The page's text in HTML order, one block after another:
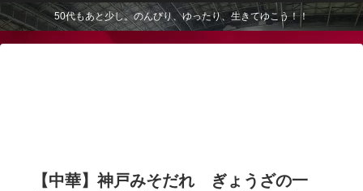
50代もあと少し。のんびり、ゆったり、生きてゆこう！！
【中華】神戸みそだれ ぎょうざの一